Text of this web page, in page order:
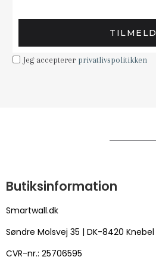
TILMELD
Jeg accepterer privatlivspolitikken
Butiksinformation
Smartwall.dk
Søndre Molsvej 35 | DK-8420 Knebel
CVR-nr.: 25706595